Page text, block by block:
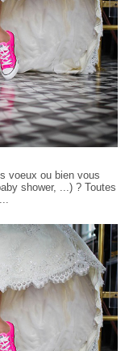
voeux ou bien vous
shower, ...) ? Toutes